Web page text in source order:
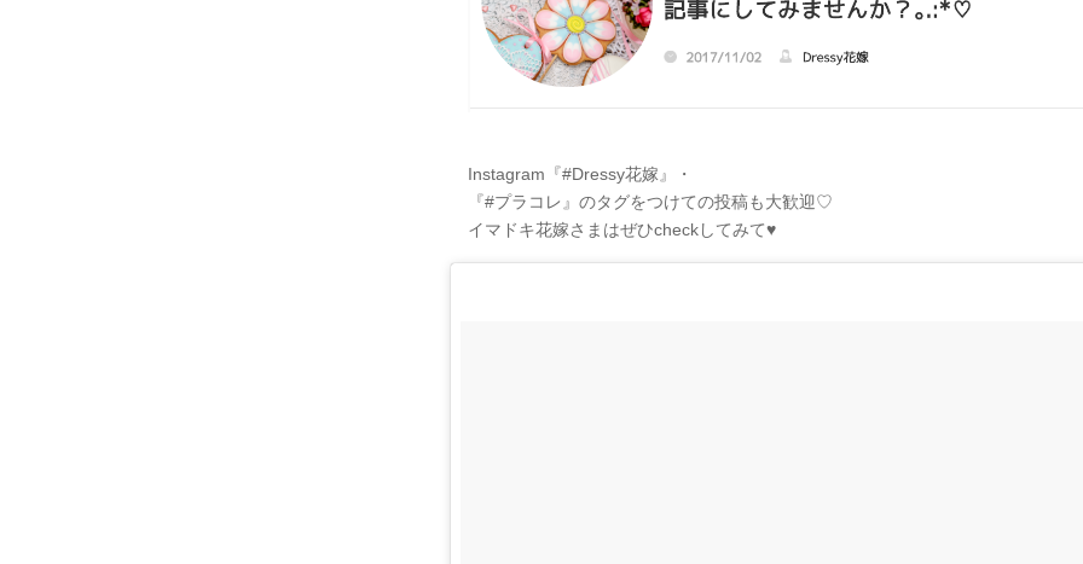
Instagram『#Dressy花嫁』・
『#プラコレ』のタグをつけての投稿も大歓迎♡
イマドキ花嫁さまはぜひcheckしてみて♥